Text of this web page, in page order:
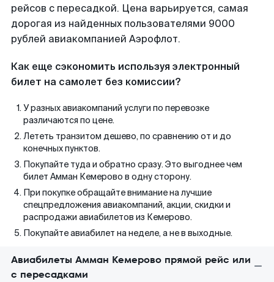
рейсов с пересадкой. Цена варьируется, самая
дорогая из найденных пользователями 9000
рублей авиакомпанией Аэрофлот.
Как еще сэкономить используя электронный
билет на самолет без комиссии?
У разных авиакомпаний услуги по перевозке
различаются по цене.
Лететь транзитом дешево, по сравнению от и до
конечных пунктов.
Покупайте туда и обратно сразу. Это выгоднее чем
билет Амман Кемерово в одну сторону.
При покупке обращайте внимание на лучшие
спецпредложения авиакомпаний, акции, скидки и
распродажи авиабилетов из Кемерово.
Покупайте авиабилет на неделе, а не в выходные.
Авиабилеты Амман Кемерово прямой рейс или
с пересадками